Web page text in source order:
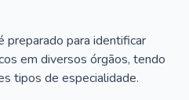
preparado para identificar
em diversos órgãos, tendo
tipos de especialidade.